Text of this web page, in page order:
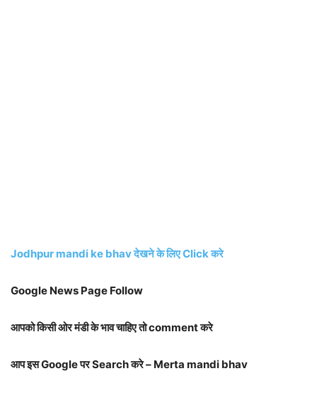
Jodhpur mandi ke bhav देखने के लिए Click करे
Google News Page Follow
आपको किसी ओर मंडी के भाव चाहिए तो comment करे
आप इस Google पर Search करे – Merta mandi bhav